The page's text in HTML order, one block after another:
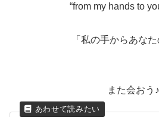
“from my hands to
「私の手からあなた
また会おう♪